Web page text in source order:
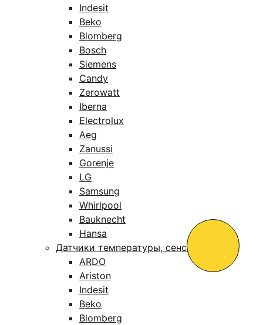
Indesit
Beko
Blomberg
Bosch
Siemens
Candy
Zerowatt
Iberna
Electrolux
Aeg
Zanussi
Gorenje
LG
Samsung
Whirlpool
Bauknecht
Hansa
Датчики температуры, сенсоры
ARDO
Ariston
Indesit
Beko
Blomberg